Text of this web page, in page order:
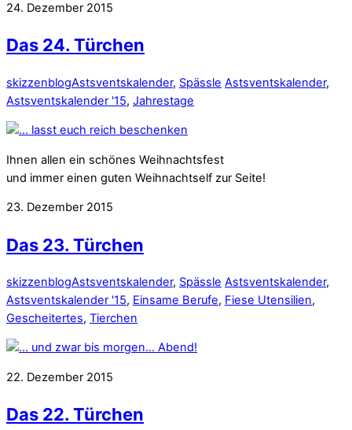
24. Dezember 2015
Das 24. Türchen
skizzenblogAstsventskalender, Spässle Astsventskalender,
Astsventskalender '15, Jahrestage
Ihnen allen ein schönes Weihnachtsfest
und immer einen guten Weihnachtself zur Seite!
23. Dezember 2015
Das 23. Türchen
skizzenblogAstsventskalender, Spässle Astsventskalender,
Astsventskalender '15, Einsame Berufe, Fiese Utensilien,
Gescheitertes, Tierchen
22. Dezember 2015
Das 22. Türchen